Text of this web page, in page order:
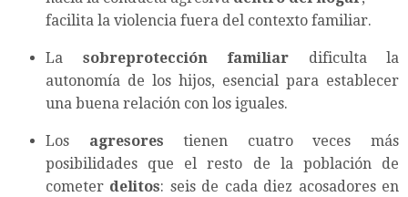
facilita la violencia fuera del contexto familiar.
La sobreprotección familiar dificulta la
autonomía de los hijos, esencial para establecer
una buena relación con los iguales.
Los agresores tienen cuatro veces más
posibilidades que el resto de la población de
cometer delitos: seis de cada diez acosadores en